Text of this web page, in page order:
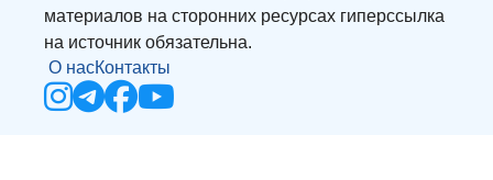
материалов на сторонних ресурсах гиперссылка
на источник обязательна.
О насКонтакты